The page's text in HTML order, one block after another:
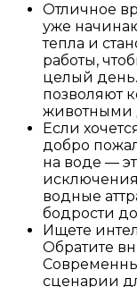
Отличное
уже
тепла и
работы,
целый
позволяют
животными
Если
добро
на воде —
водные
бодрости
Ищете
Обратите
сценарии